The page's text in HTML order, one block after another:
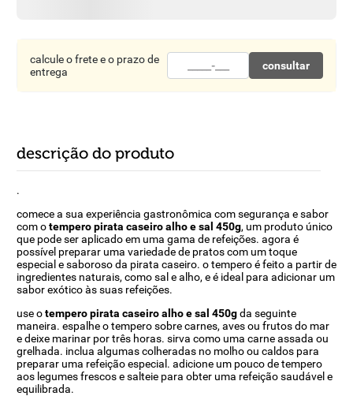
calcule o frete e o prazo de
entrega
consultar
descrição do produto
.
comece a sua experiência gastronômica com segurança e sabor
com otempero pirata caseiro alho e sal 450g, um produto único
que pode ser aplicado em uma gama de refeições. agora é
possível preparar uma variedade de pratos com um toque
especial e saboroso da pirata caseiro. o tempero é feito a partir de
ingredientes naturais, como sal e alho, e é ideal para adicionar um
sabor exótico às suas refeições.
use otempero pirata caseiro alho e sal 450gda seguinte
maneira. espalhe o tempero sobre carnes, aves ou frutos do mar
e deixe marinar por três horas. sirva como uma carne assada ou
grelhada. inclua algumas colheradas no molho ou caldos para
preparar uma refeição especial. adicione um pouco de tempero
aos legumes frescos e salteie para obter uma refeição saudável e
equilibrada.